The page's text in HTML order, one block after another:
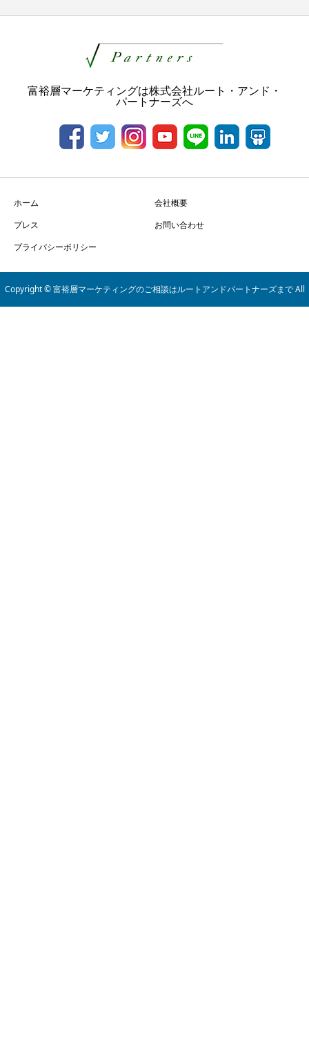
富裕層マーケティングは株式会社ルート・アンド・
パートナーズへ
ホーム
会社概要
プレス
お問い合わせ
プライバシーポリシー
Copyright © 富裕層マーケティングのご相談はルートアンドパートナーズまで All